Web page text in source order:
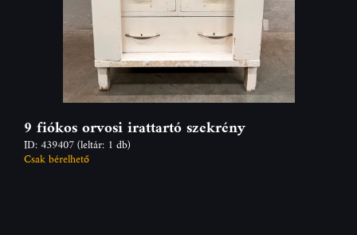
9 fiókos orvosi irattartó szekrény
ID: 439407(leltár: 1 db)
Csak bérelhető